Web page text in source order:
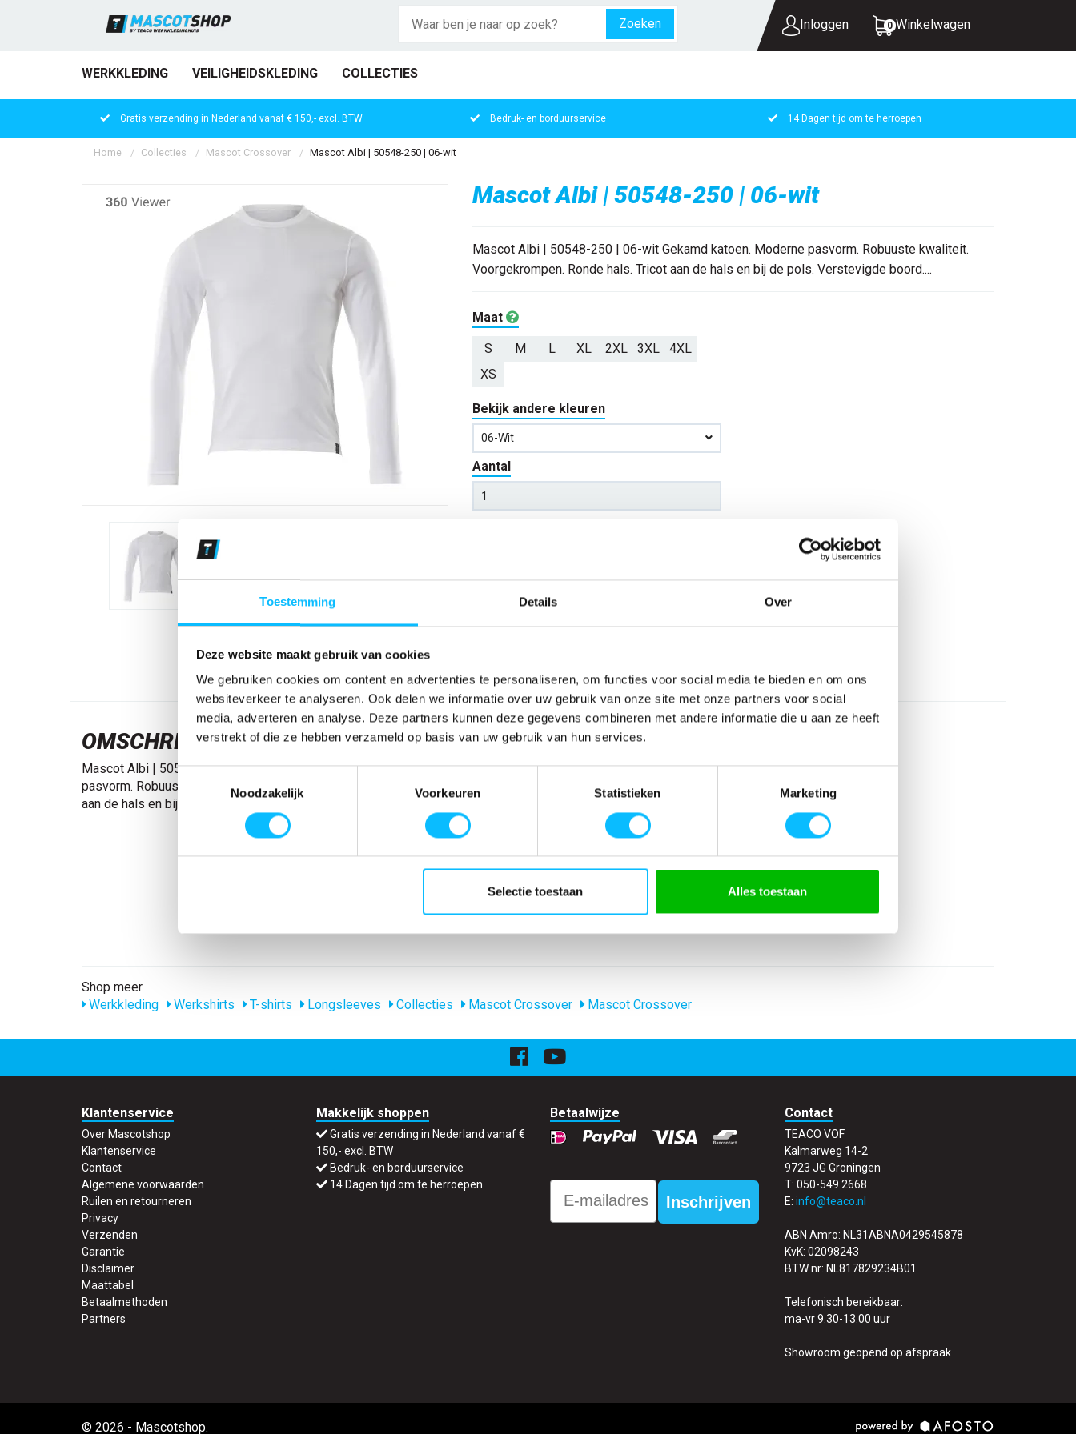
Toestemming Details Over
Deze website maakt gebruik van cookies
We gebruiken cookies om content en advertenties te personaliseren, om functies voor social media te bieden en om ons
websiteverkeer te analyseren. Ook delen we informatie over uw gebruik van onze site met onze partners voor social
media, adverteren en analyse. Deze partners kunnen deze gegevens combineren met andere informatie die u aan ze heeft
verstrekt of die ze hebben verzameld op basis van uw gebruik van hun services.
Toestemmingsselectie
Noodzakelijk
Voorkeuren Statistieken Marketing
Selectie toestaan Alles toestaan
Zoeken Inloggen 0 Winkelwagen
WERKKLEDING VEILIGHEIDSKLEDING COLLECTIES
UW WINKELWAGEN IS LEEG.
Gratis verzending in Nederland vanaf € 150,- excl. BTW Bedruk- en borduurservice 14 Dagen tijd om te herroepen
Home Collecties Mascot Crossover Mascot Albi | 50548-250 | 06-wit
Mascot Albi | 50548-250 | 06-wit
Mascot Albi | 50548-250 | 06-wit Gekamd katoen. Moderne pasvorm. Robuuste kwaliteit.
Voorgekrompen. Ronde hals. Tricot aan de hals en bij de pols. Verstevigde boord....
Maat
S M L XL 2XL 3XL
4XL
XS
Bekijk andere kleuren
06-Wit
Aantal
Kies kleur/maat
OMSCHRIJVING
Mascot Albi | 50548-250 | 06-wit Gekamd katoen. Moderne
pasvorm. Robuuste kwaliteit. Voorgekrompen. Ronde hals. Tricot
aan de hals en bij de pols. Verstevigde boord.
SPECIFICATIES
Artikelnummer
-
-
Mascot
100% katoen
nl_materiaal
Katoen
Producttype
T-shirt
Levertijd
gewicht
195 g/m
Shop meer
Werkkleding
Werkshirts T-shirts Longsleeves Collecties Mascot Crossover Mascot Crossover
Klantenservice
Over Mascotshop
Klantenservice
Contact
Algemene voorwaarden
Ruilen en retourneren
Privacy
Verzenden
Garantie
Disclaimer
Maattabel
Betaalmethoden
Partners
Makkelijk shoppen
Gratis verzending in Nederland vanaf €
150,- excl. BTW
Bedruk- en borduurservice
14 Dagen tijd om te herroepen
Betaalwijze
Email
Inschrijven
Contact
TEACO VOF
Kalmarweg 14-2
9723 JG Groningen
T: 050-549 2668
E: info@teaco.nl
ABN Amro: NL31ABNA0429545878
KvK: 02098243
BTW nr: NL817829234B01
Telefonisch bereikbaar:
ma-vr 9.30-13.00 uur
Showroom geopend op afspraak
© 2026 - Mascotshop.